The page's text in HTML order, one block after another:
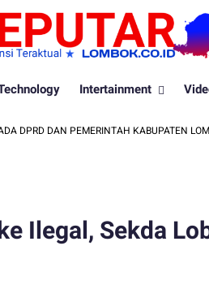
Intertainment
DAN PEMERINTAH KABUPATEN LOMBOK
Ilegal, Sekda